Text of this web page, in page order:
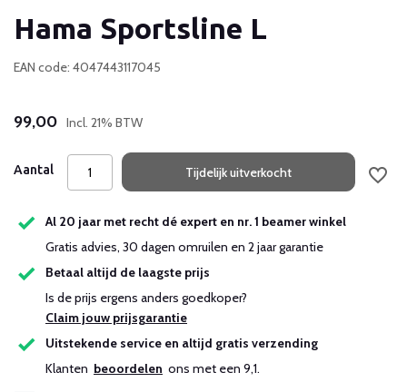
Hama Sportsline L
EAN code: 4047443117045
99,00 Incl. 21% BTW
Aantal Tijdelijk uitverkocht
Al 20 jaar met recht dé expert en nr. 1 beamer winkel
Gratis advies, 30 dagen omruilen en 2 jaar garantie
Betaal altijd de laagste prijs
Is de prijs ergens anders goedkoper?
Claim jouw prijsgarantie
Uitstekende service en altijd gratis verzending
Klanten beoordelen ons met een 9,1.